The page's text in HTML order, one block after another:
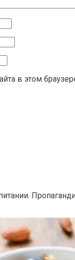
в этом